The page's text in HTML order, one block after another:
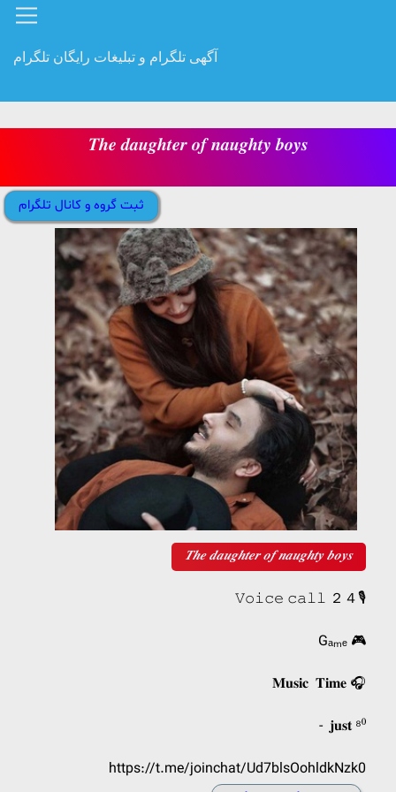
آگهی تلگرام و تبلیغات رایگان تلگرام
𝑻𝒉𝒆 𝒅𝒂𝒖𝒈𝒉𝒕𝒆𝒓 𝒐𝒇 𝒏𝒂𝒖𝒈𝒉𝒕𝒚 𝒃𝒐𝒚𝒔
ثبت گروه و کانال تلگرام
𝑻𝒉𝒆 𝒅𝒂𝒖𝒈𝒉𝒕𝒆𝒓 𝒐𝒇 𝒏𝒂𝒖𝒈𝒉𝒕𝒚 𝒃𝒐𝒚𝒔
𝚅𝚘𝚒𝚌𝚎 𝚌𝚊𝚕𝚕 ２４🎙
Gₐₘₑ 🎮
𝐌𝐮𝐬𝐢𝐜 𝐓𝐢𝐦𝐞 🎧
⁪⁬⁮⁮⁮⁪⁬⁮- 𝐣𝐮𝐬𝐭 ⁸⁰
https://t.me/joinchat/Ud7blsOohldkNzk0